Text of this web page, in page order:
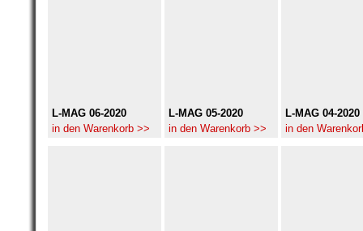
L-MAG 06-2020
in den Warenkorb >>
L-MAG 05-2020
in den Warenkorb >>
L-MAG 04-2020
in den